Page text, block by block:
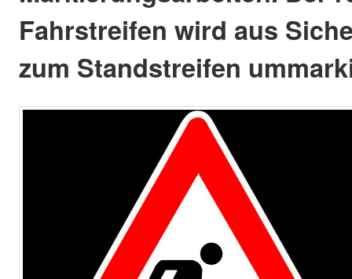
Fahrstreifen wird aus
zum Standstreifen